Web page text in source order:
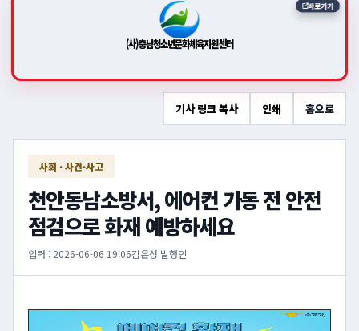
(사)충남청소년문화체육지원센터
바로가기
기사 링크 복사 인쇄 홈으로
사회 · 사건·사고
천안동남소방서, 에어컨 가동 전 안전
점검으로 화재 예방하세요
입력 : 2026-06-06 19:06김은성 발행인